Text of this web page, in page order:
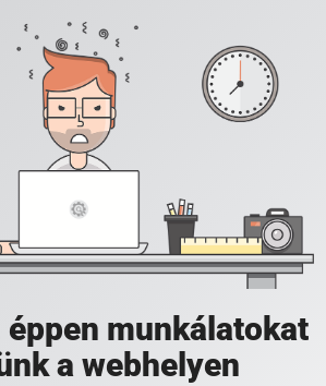
munkálatokat
a webhelyen